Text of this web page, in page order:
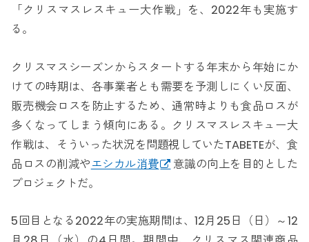
「クリスマスレスキュー大作戦」を、2022年も実施す
る。
クリスマスシーズンからスタートする年末から年始にか
けての時期は、各事業者とも需要を予測しにくい反面、
販売機会ロスを防止するため、通常時よりも食品ロスが
多くなってしまう傾向にある。クリスマスレスキュー大
作戦は、そういった状況を問題視していたTABETEが、食
品ロスの削減やエシカル消費
意識の向上を目的とした
プロジェクトだ。
5回目となる2022年の実施期間は、12月25日（日）～12